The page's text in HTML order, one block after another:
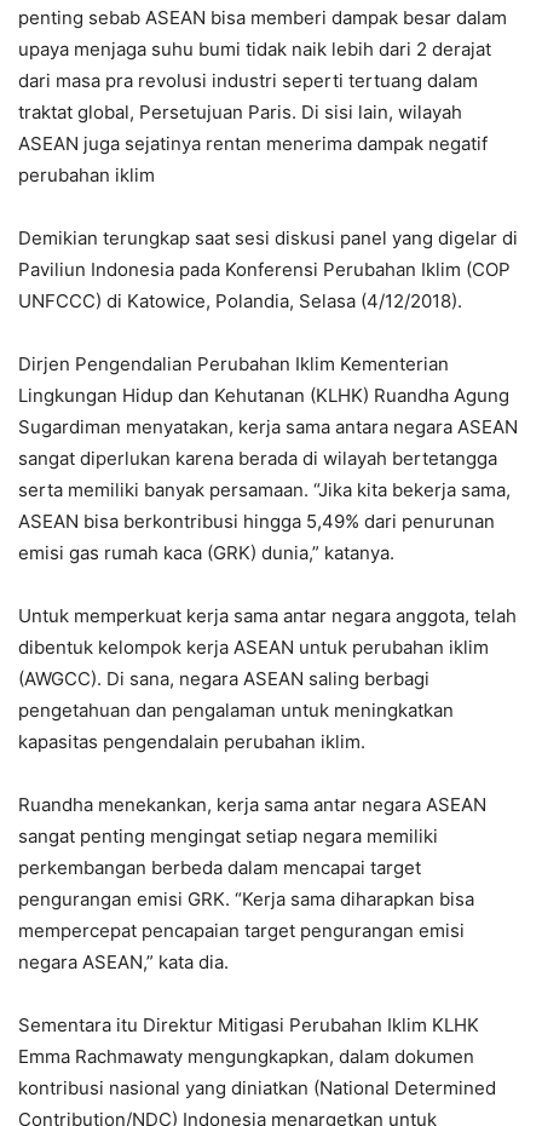
penting sebab ASEAN bisa memberi dampak besar dalam
upaya menjaga suhu bumi tidak naik lebih dari 2 derajat
dari masa pra revolusi industri seperti tertuang dalam
traktat global, Persetujuan Paris. Di sisi lain, wilayah
ASEAN juga sejatinya rentan menerima dampak negatif
perubahan iklim
Demikian terungkap saat sesi diskusi panel yang digelar di
Paviliun Indonesia pada Konferensi Perubahan Iklim (COP
UNFCCC) di Katowice, Polandia, Selasa (4/12/2018).
Dirjen Pengendalian Perubahan Iklim Kementerian
Lingkungan Hidup dan Kehutanan (KLHK) Ruandha Agung
Sugardiman menyatakan, kerja sama antara negara ASEAN
sangat diperlukan karena berada di wilayah bertetangga
serta memiliki banyak persamaan. “Jika kita bekerja sama,
ASEAN bisa berkontribusi hingga 5,49% dari penurunan
emisi gas rumah kaca (GRK) dunia,” katanya.
Untuk memperkuat kerja sama antar negara anggota, telah
dibentuk kelompok kerja ASEAN untuk perubahan iklim
(AWGCC). Di sana, negara ASEAN saling berbagi
pengetahuan dan pengalaman untuk meningkatkan
kapasitas pengendalain perubahan iklim.
Ruandha menekankan, kerja sama antar negara ASEAN
sangat penting mengingat setiap negara memiliki
perkembangan berbeda dalam mencapai target
pengurangan emisi GRK. “Kerja sama diharapkan bisa
mempercepat pencapaian target pengurangan emisi
negara ASEAN,” kata dia.
Sementara itu Direktur Mitigasi Perubahan Iklim KLHK
Emma Rachmawaty mengungkapkan, dalam dokumen
kontribusi nasional yang diniatkan (National Determined
Contribution/NDC) Indonesia menargetkan untuk